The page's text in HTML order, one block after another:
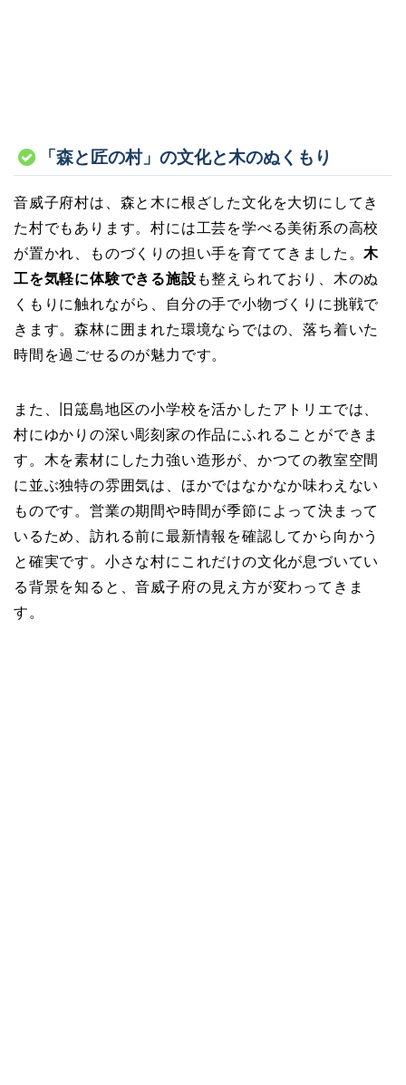
「森と匠の村」の文化と木のぬくもり
音威子府村は、森と木に根ざした文化を大切にしてき
た村でもあります。村には工芸を学べる美術系の高校
が置かれ、ものづくりの担い手を育ててきました。木
工を気軽に体験できる施設 も整えられており、木のぬ
くもりに触れながら、自分の手で小物づくりに挑戦で
きます。森林に囲まれた環境ならではの、落ち着いた
時間を過ごせるのが魅力です。
また、旧筬島地区の小学校を活かしたアトリエでは、
村にゆかりの深い彫刻家の作品にふれることができま
す。木を素材にした力強い造形が、かつての教室空間
に並ぶ独特の雰囲気は、ほかではなかなか味わえない
ものです。営業の期間や時間が季節によって決まって
いるため、訪れる前に最新情報を確認してから向かう
と確実です。小さな村にこれだけの文化が息づいてい
る背景を知ると、音威子府の見え方が変わってきま
す。